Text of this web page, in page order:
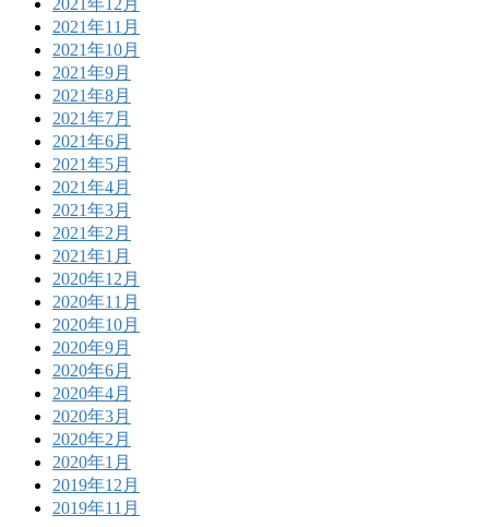
2021年12月
2021年11月
2021年10月
2021年9月
2021年8月
2021年7月
2021年6月
2021年5月
2021年4月
2021年3月
2021年2月
2021年1月
2020年12月
2020年11月
2020年10月
2020年9月
2020年6月
2020年4月
2020年3月
2020年2月
2020年1月
2019年12月
2019年11月